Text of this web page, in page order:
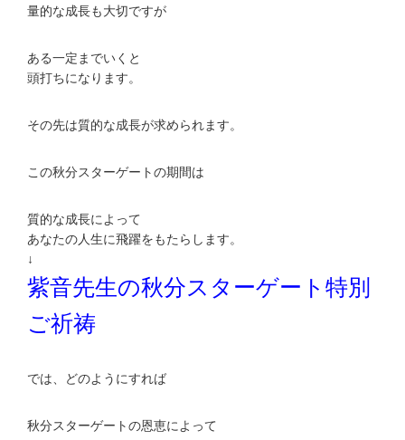
量的な成長も大切ですが
ある一定までいくと
頭打ちになります。
その先は質的な成長が求められます。
この秋分スターゲートの期間は
質的な成長によって
あなたの人生に飛躍をもたらします。
↓
紫音先生の秋分スターゲート特別
ご祈祷
では、どのようにすれば
秋分スターゲートの恩恵によって